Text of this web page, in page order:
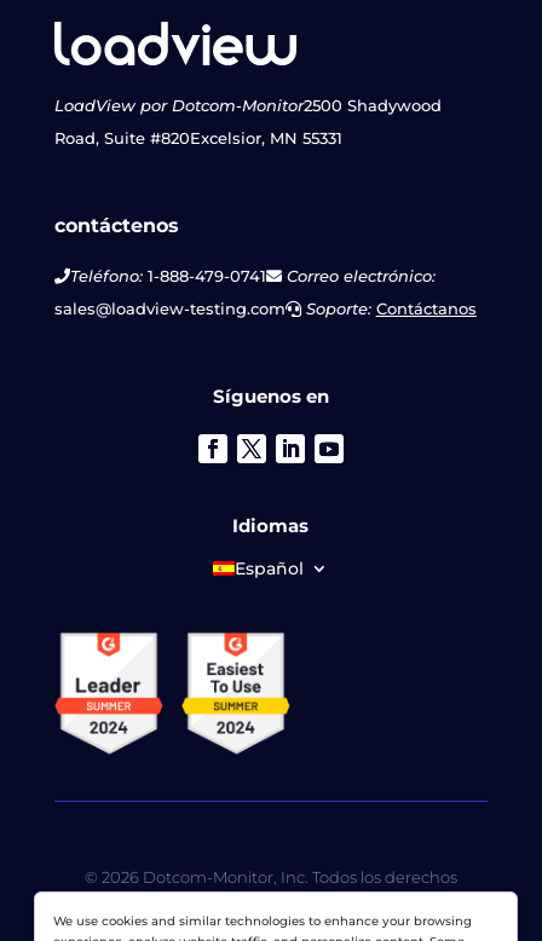
LoadView por Dotcom-Monitor2500 Shadywood
Road, Suite #820Excelsior, MN 55331
contáctenos
Teléfono:1-888-479-0741
Correo electrónico:
sales@loadview-testing.com
Soporte: Contáctanos
Síguenos en
Idiomas
Español
© 2026 Dotcom-Monitor, Inc. Todos los derechos
total de Dotcom-Monitor, Inc.
We use cookies and similar technologies to enhance your browsing